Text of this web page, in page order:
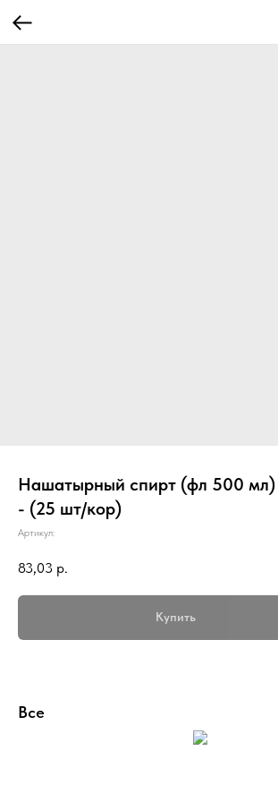
Нашатырный спирт (фл 500 мл)
- (25 шт/кор)
Артикул:
83,03 р.
Купить
Все